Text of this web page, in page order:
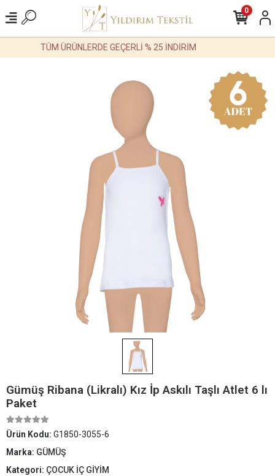
TÜM ÜRÜNLERDE GEÇERLİ % 25 İNDİRİM
0
Gümüş Ribana (Likralı) Kız İp Askılı Taşlı Atlet 6 lı
Paket
Ürün Kodu: G1850-3055-6
Marka: GÜMÜŞ
Kategori: ÇOCUK İÇ GİYİM